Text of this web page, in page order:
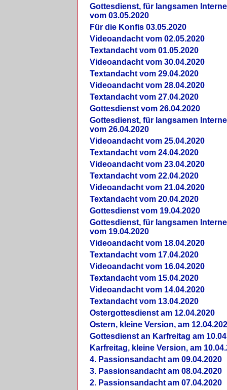
Gottesdienst, für langsamen
vom 03.05.2020
Für die Konfis 03.05.2020
Videoandacht vom 02.05.2020
Textandacht vom 01.05.2020
Videoandacht vom 30.04.2020
Textandacht vom 29.04.2020
Videoandacht vom 28.04.2020
Textandacht vom 27.04.2020
Gottesdienst vom 26.04.2020
Gottesdienst, für langsamen
vom 26.04.2020
Videoandacht vom 25.04.2020
Textandacht vom 24.04.2020
Videoandacht vom 23.04.2020
Textandacht vom 22.04.2020
Videoandacht vom 21.04.2020
Textandacht vom 20.04.2020
Gottesdienst vom 19.04.2020
Gottesdienst, für langsamen
vom 19.04.2020
Videoandacht vom 18.04.2020
Textandacht vom 17.04.2020
Videoandacht vom 16.04.2020
Textandacht vom 15.04.2020
Videoandacht vom 14.04.2020
Textandacht vom 13.04.2020
Ostergottesdienst am 12.04.2020
Ostern, kleine Version, am
Gottesdienst an Karfreitag am
Karfreitag, kleine Version, am
4. Passionsandacht am 09.04.2020
3. Passionsandacht am 08.04.2020
2. Passionsandacht am 07.04.2020